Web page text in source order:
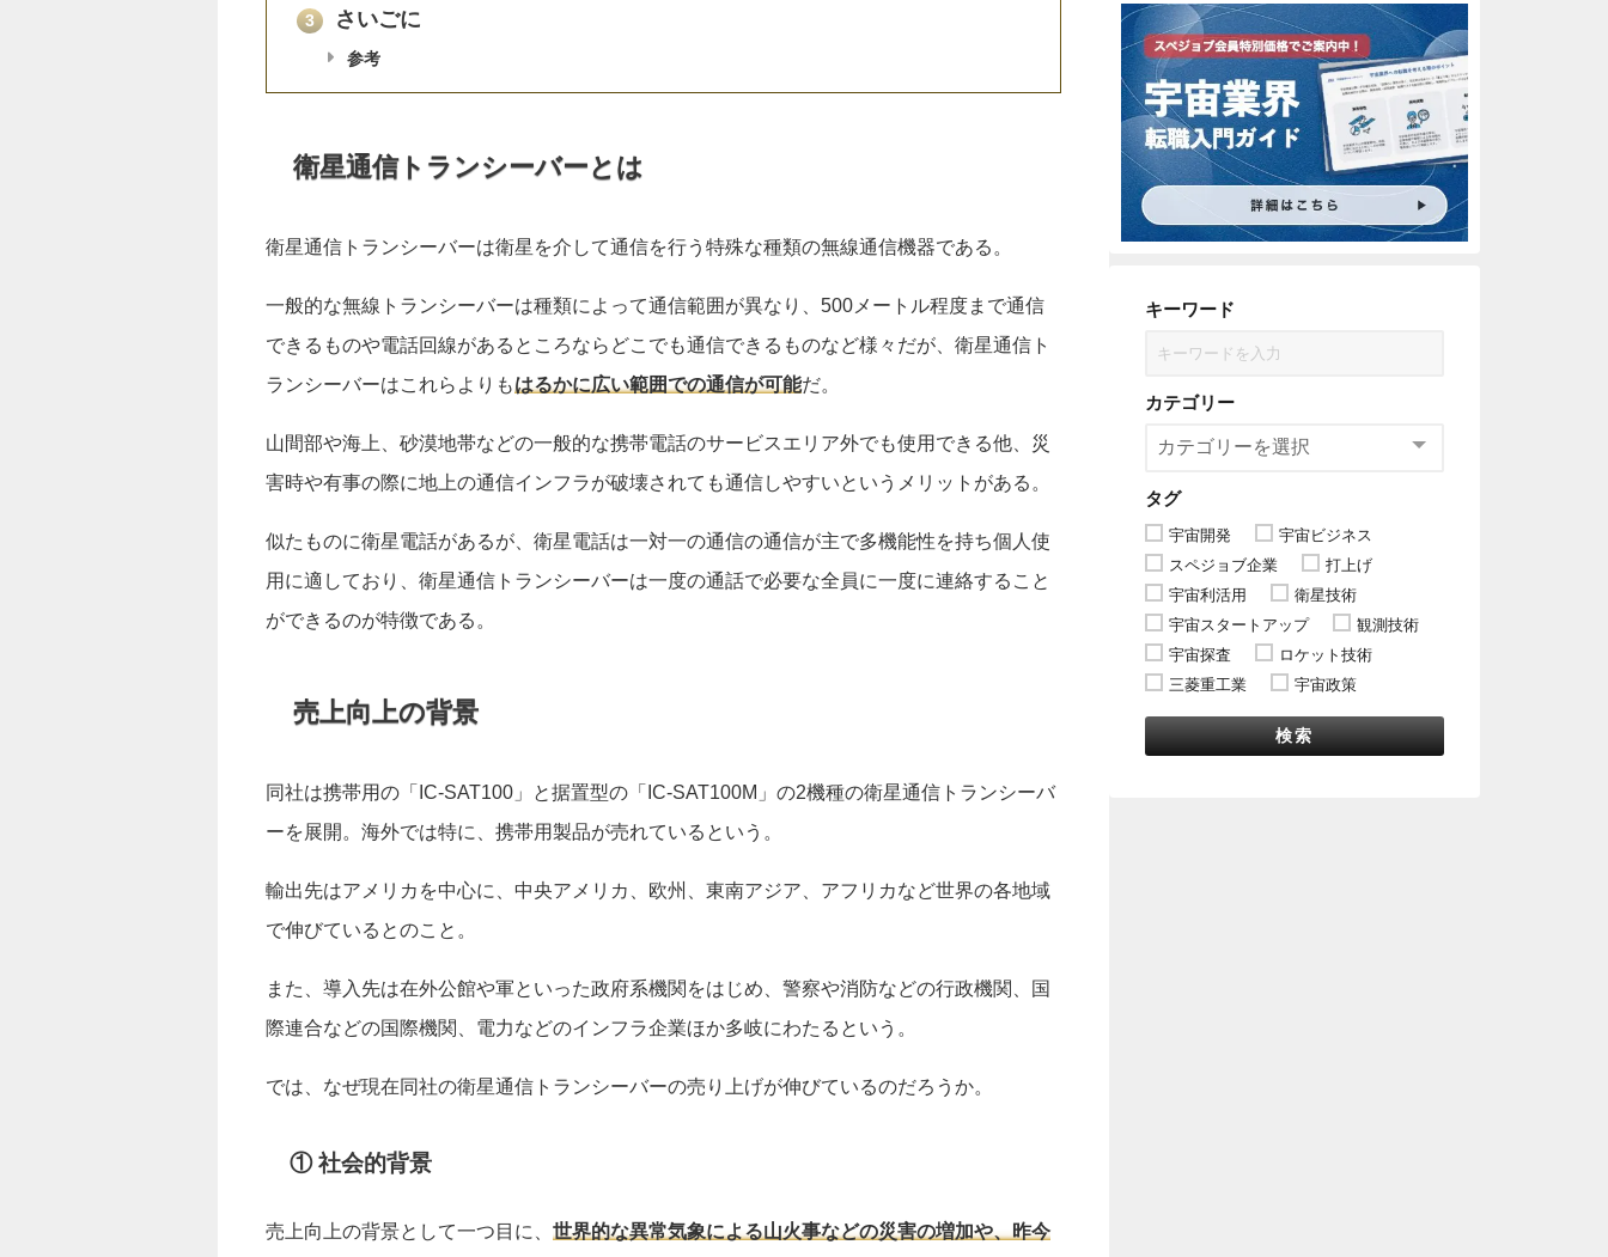
3 さいごに
参考
衛星通信トランシーバーとは
衛星通信トランシーバーは衛星を介して通信を行う特殊な種類の無線通信機器である。
一般的な無線トランシーバーは種類によって通信範囲が異なり、500メートル程度まで通信
できるものや電話回線があるところならどこでも通信できるものなど様々だが、衛星通信ト
ランシーバーはこれらよりもはるかに広い範囲での通信が可能だ。
山間部や海上、砂漠地帯などの一般的な携帯電話のサービスエリア外でも使用できる他、災
害時や有事の際に地上の通信インフラが破壊されても通信しやすいというメリットがある。
似たものに衛星電話があるが、衛星電話は一対一の通信の通信が主で多機能性を持ち個人使
用に適しており、衛星通信トランシーバーは一度の通話で必要な全員に一度に連絡すること
ができるのが特徴である。
売上向上の背景
同社は携帯用の「IC-SAT100」と据置型の「IC-SAT100M」の2機種の衛星通信トランシーバ
ーを展開。海外では特に、携帯用製品が売れているという。
輸出先はアメリカを中心に、中央アメリカ、欧州、東南アジア、アフリカなど世界の各地域
で伸びているとのこと。
また、導入先は在外公館や軍といった政府系機関をはじめ、警察や消防などの行政機関、国
際連合などの国際機関、電力などのインフラ企業ほか多岐にわたるという。
では、なぜ現在同社の衛星通信トランシーバーの売り上げが伸びているのだろうか。
① 社会的背景
売上向上の背景として一つ目に、世界的な異常気象による山火事などの災害の増加や、昨今
キーワード
カテゴリー
タグ
宇宙開発
宇宙ビジネス
スペジョブ企業
打上げ
宇宙利活用
衛星技術
宇宙スタートアップ
観測技術
宇宙探査
ロケット技術
三菱重工業
宇宙政策
検索